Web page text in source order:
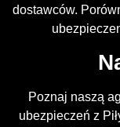
dostawców.
Poznaj naszą
ubezpieczeń z